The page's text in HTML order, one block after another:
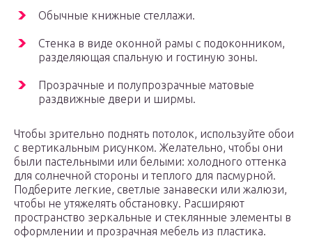
Обычные книжные стеллажи.
Стенка в виде оконной рамы с подоконником,
разделяющая спальную и гостиную зоны.
Прозрачные и полупрозрачные матовые
раздвижные двери и ширмы.
Чтобы зрительно поднять потолок, используйте обои
с вертикальным рисунком. Желательно, чтобы они
были пастельными или белыми: холодного оттенка
для солнечной стороны и теплого для пасмурной.
Подберите легкие, светлые занавески или жалюзи,
чтобы не утяжелять обстановку. Расширяют
пространство зеркальные и стеклянные элементы в
оформлении и прозрачная мебель из пластика.